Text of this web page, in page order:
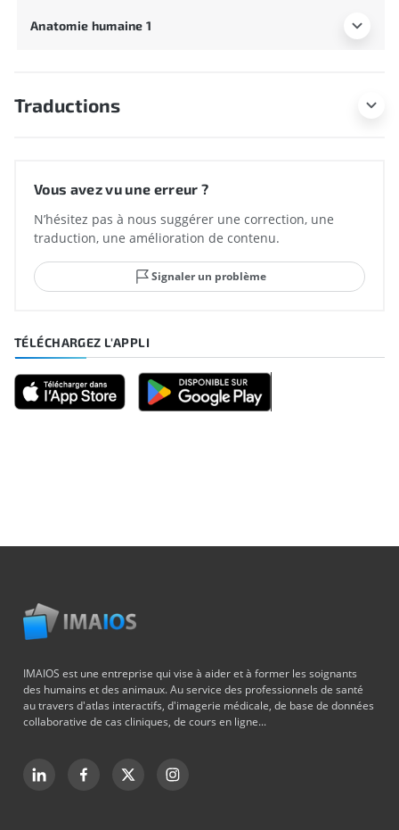
Anatomie humaine 1
Traductions
Vous avez vu une erreur ?
N’hésitez pas à nous suggérer une correction, une
traduction, une amélioration de contenu.
Signaler un problème
TÉLÉCHARGEZ L'APPLI
IMAIOS est une entreprise qui vise à aider et à former les soignants
des humains et des animaux. Au service des professionnels de santé
au travers d'atlas interactifs, d'imagerie médicale, de base de données
collaborative de cas cliniques, de cours en ligne...